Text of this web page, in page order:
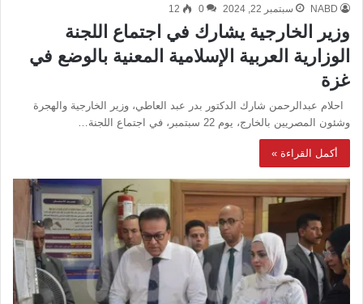
NABD سبتمبر 22, 2024 0
12
وزير الخارجية يشارك في اجتماع اللجنة
الوزارية العربية الإسلامية المعنية بالوضع في
غزة
احلام عبدالرحمن شارك الدكتور بدر عبد العاطي، وزير الخارجية والهجرة
وشئون المصريين بالخارج، يوم 22 سبتمبر، في اجتماع اللجنة…
أكمل القراءة »